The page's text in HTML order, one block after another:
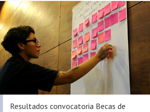
Resultados convocatoria Becas de